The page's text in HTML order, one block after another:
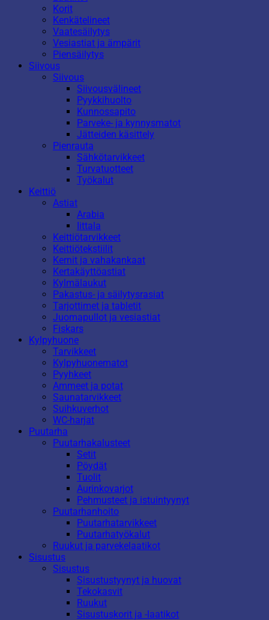
Korit
Kenkätelineet
Vaatesäilytys
Vesiastiat ja ämpärit
Piensäilytys
Siivous
Siivous
Siivousvälineet
Pyykkihuolto
Kunnossapito
Parveke- ja kynnysmatot
Jätteiden käsittely
Pienrauta
Sähkötarvikkeet
Turvatuotteet
Työkalut
Keittiö
Astiat
Arabia
Iittala
Keittiötarvikkeet
Keittiötekstiilit
Kernit ja vahakankaat
Kertakäyttöastiat
Kylmälaukut
Pakastus- ja säilytysrasiat
Tarjottimet ja tabletit
Juomapullot ja vesiastiat
Fiskars
Kylpyhuone
Tarvikkeet
Kylpyhuonematot
Pyyhkeet
Ammeet ja potat
Saunatarvikkeet
Suihkuverhot
WC-harjat
Puutarha
Puutarhakalusteet
Setit
Pöydät
Tuolit
Aurinkovarjot
Pehmusteet ja istuintyynyt
Puutarhanhoito
Puutarhatarvikkeet
Puutarhatyökalut
Ruukut ja parvekelaatikot
Sisustus
Sisustus
Sisustustyynyt ja huovat
Tekokasvit
Ruukut
Sisustuskorit ja -laatikot